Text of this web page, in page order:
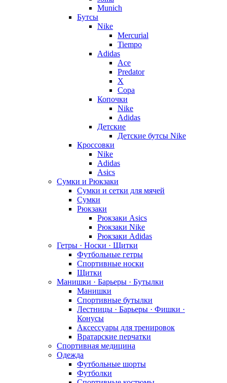
Munich
Бутсы
Nike
Mercurial
Tiempo
Adidas
Ace
Predator
X
Copa
Копочки
Nike
Adidas
Детские
Детские бутсы Nike
Кроссовки
Nike
Adidas
Asics
Сумки и Рюкзаки
Сумки и сетки для мячей
Сумки
Рюкзаки
Рюкзаки Asics
Рюкзаки Nike
Рюкзаки Adidas
Гетры · Носки · Щитки
Футбольные гетры
Спортивные носки
Щитки
Манишки · Барьеры · Бутылки
Манишки
Спортивные бутылки
Лестницы · Барьеры · Фишки ·
Конусы
Аксессуары для тренировок
Вратарские перчатки
Спортивная медицина
Одежда
Футбольные шорты
Футболки